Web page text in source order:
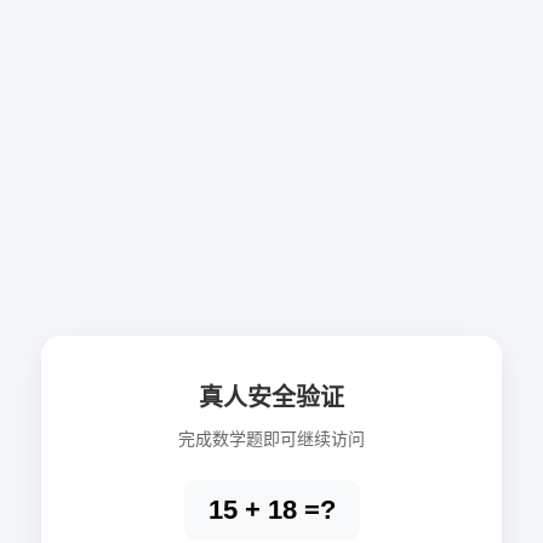
真人安全验证
完成数学题即可继续访问
15 + 18 =?